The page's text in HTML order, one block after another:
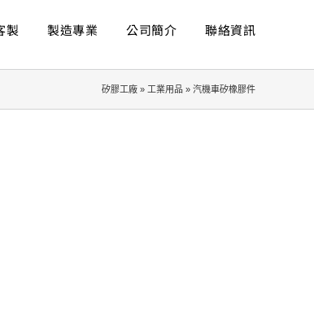
製 製造專業 公司簡介 聯絡資訊
矽膠工廠 » 工業用品 » 汽機車矽橡膠件